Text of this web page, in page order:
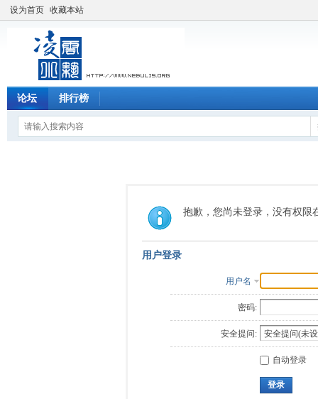
设为首页 收藏本站
论坛 排行榜
抱歉，您尚未登录，没有权限
用户登录
用户名
密码:
安全提问:
自动登录
登录